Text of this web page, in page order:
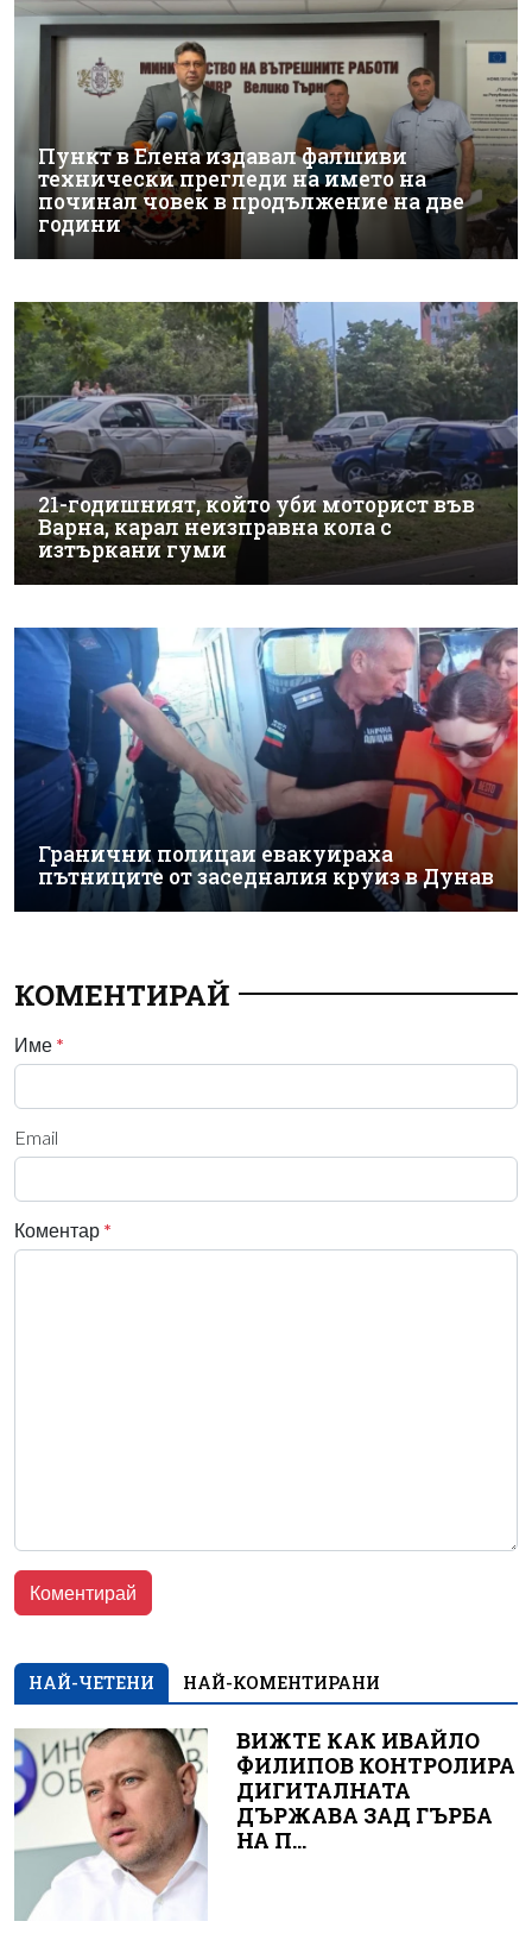
Пункт в Елена издавал фалшиви
технически прегледи на името на
починал човек в продължение на две
години
21-годишният, който уби моторист във
Варна, карал неизправна кола с
изтъркани гуми
Гранични полицаи евакуираха
пътниците от заседналия круиз в Дунав
КОМЕНТИРАЙ
Име *
Email
Коментар *
НАЙ-ЧЕТЕНИ НАЙ-КОМЕНТИРАНИ
ВИЖТЕ КАК ИВАЙЛО
ФИЛИПОВ КОНТРОЛИРА
ДИГИТАЛНАТА
ДЪРЖАВА ЗАД ГЪРБА
НА П...